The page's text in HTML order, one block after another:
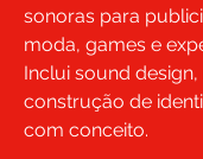
sonoras para
moda, games e
Inclui sound
construção de
com conceito.